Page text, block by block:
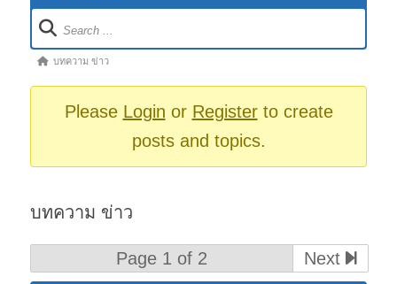
Forum
Navigation
Forumบทความ ข่าว
Please Login or Registerto create
posts and topics.
บทความ ข่าว
Page 1 of 2
Next